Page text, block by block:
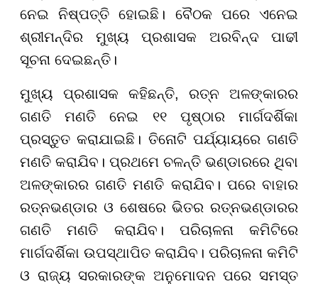
ନେଇ ନିଷ୍ପତ୍ତି ହୋଇଛି। ବୈଠକ ପରେ ଏନେଇ
ଶ୍ରୀମନ୍ଦିର ମୁଖ୍ୟ ପ୍ରଶାସକ ଅରବିନ୍ଦ ପାଢୀ
ସୂଚନା ଦେଇଛନ୍ତି।
ମୁଖ୍ୟ ପ୍ରଶାସକ କହିଛନ୍ତି, ରତ୍ନ ଅଳଙ୍କାରର
ଗଣତି ମଣତି ନେଇ ୧୧ ପୃଷ୍ଠାର ମାର୍ଗଦର୍ଶିକା
ପ୍ରସ୍ତୁତ କରାଯାଇଛି। ତିନୋଟି ପର୍ଯ୍ୟାୟରେ ଗଣତି
ମଣତି କରାଯିବ। ପ୍ରଥମେ ଚଳନ୍ତି ଭଣ୍ଡାରରେ ଥିବା
ଅଳଙ୍କାରର ଗଣତି ମଣତି କରାଯିବ। ପରେ ବାହାର
ରତ୍ନଭଣ୍ଡାର ଓ ଶେଷରେ ଭିତର ରତ୍ନଭଣ୍ଡାରର
ଗଣତି ମଣତି କରାଯିବ। ପରିଚାଳନା କମିଟିରେ
ମାର୍ଗଦର୍ଶିକା ଉପସ୍ଥାପିତ କରାଯିବ। ପରିଚାଳନା କମିଟି
ଓ ରାଜ୍ୟ ସରକାରଙ୍କ ଅନୁମୋଦନ ପରେ ସମସ୍ତ